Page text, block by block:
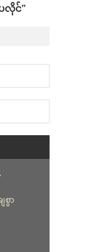
လိုင်”
စွာ